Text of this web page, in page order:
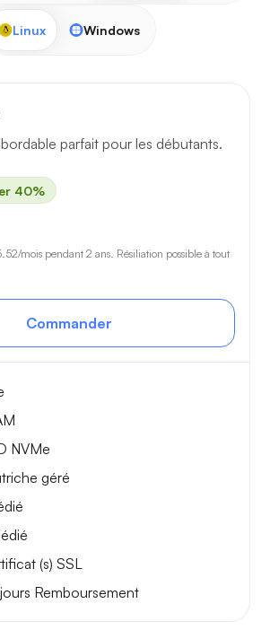
Linux Windows
parfait pour les débutants.
40%
/mois pendant 2 ans. Résiliation possible à tout
Commander
NVMe
géré
(s) SSL
Remboursement